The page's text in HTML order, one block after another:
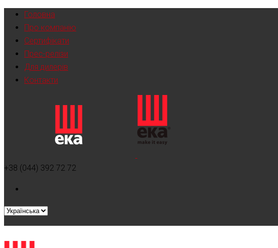
Головна
Про компанію
Сертифікати
Прес-релізи
Для дилерів
Контакти
+38 (044) 392 72 72